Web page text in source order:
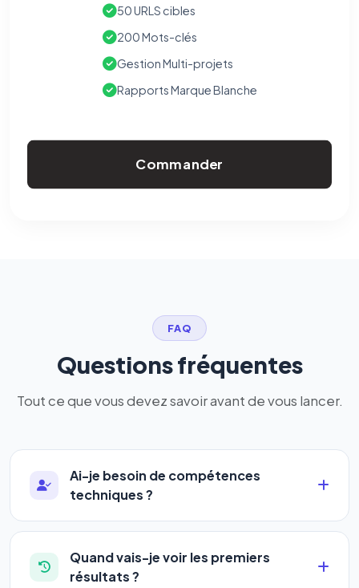
50 URLS cibles
200 Mots-clés
Gestion Multi-projets
Rapports Marque Blanche
Commander
FAQ
Questions fréquentes
Tout ce que vous devez savoir avant de vous lancer.
Ai-je besoin de compétences
techniques ?
Absolument pas. Notre logiciel a été conçu pour
être accessible àtous les profils: artisans,
commerçants, auto-entrepreneurs, PME ou
Quand vais-je voir les premiers
résultats ?